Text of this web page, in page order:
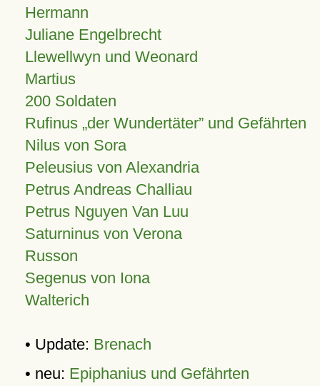
Hermann
Juliane Engelbrecht
Llewellwyn und Weonard
Martius
200 Soldaten
Rufinus „der Wundertäter” und Gefährten
Nilus von Sora
Peleusius von Alexandria
Petrus Andreas Challiau
Petrus Nguyen Van Luu
Saturninus von Verona
Russon
Segenus von Iona
Walterich
• Update: Brenach
• neu: Epiphanius und Gefährten